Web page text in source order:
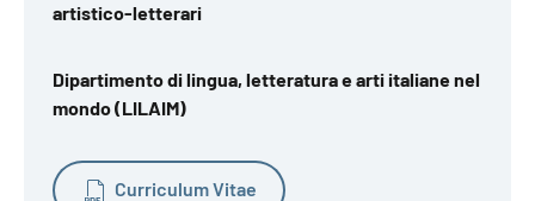
artistico-letterari
Dipartimento di lingua, letteratura e arti italiane nel
mondo (LILAIM)
Curriculum Vitae